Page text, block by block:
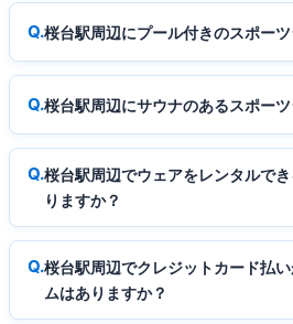
桜台駅周辺にプール付きのスポー
桜台駅周辺にサウナのあるスポー
桜台駅周辺でウェアをレンタルで
りますか？
桜台駅周辺でクレジットカード払
ムはありますか？